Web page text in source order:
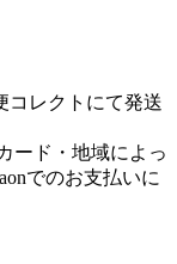
コレクトにて発送
ード・地域によっ
でのお支払いに